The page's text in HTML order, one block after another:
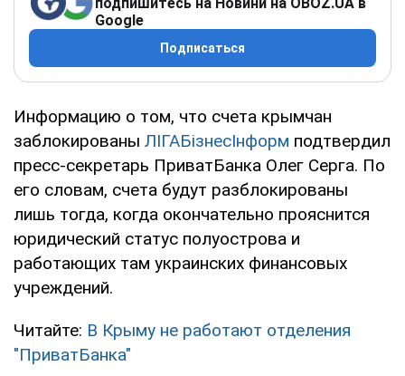
Google
Подписаться
Информацию о том, что счета крымчан
заблокированы ЛІГАБізнесІнформ подтвердил
пресс-секретарь ПриватБанка Олег Серга. По
его словам, счета будут разблокированы
лишь тогда, когда окончательно прояснится
юридический статус полуострова и
работающих там украинских финансовых
учреждений.
Читайте: В Крыму не работают отделения
"ПриватБанка"